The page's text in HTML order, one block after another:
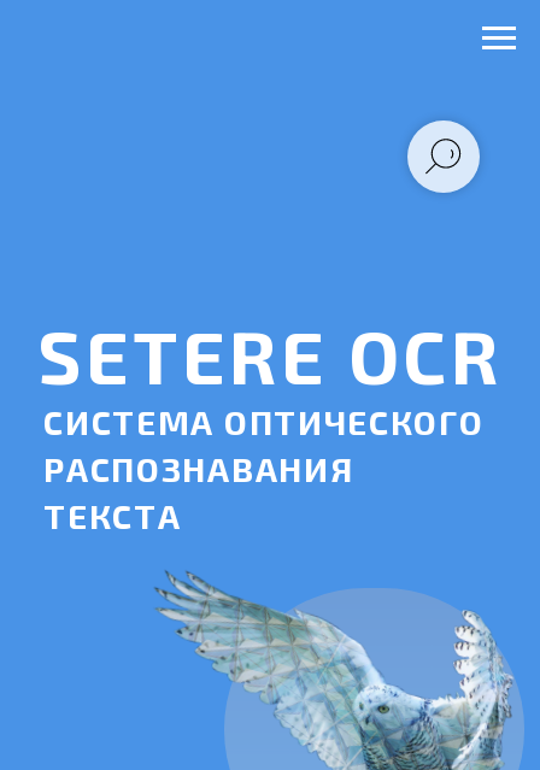
ДЛЯ LINUX
РАСПОЗНАВАНИЯ
ТЕКСТА